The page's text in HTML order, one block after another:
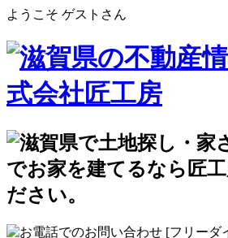
ようこそ ゲストさん